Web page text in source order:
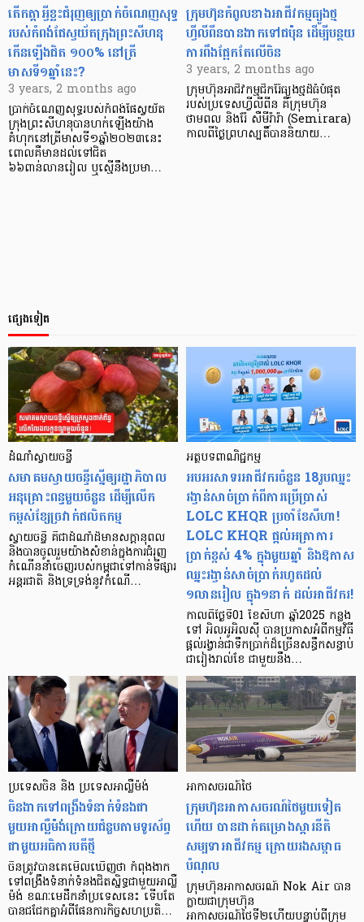
តើកត្តាអ្វីខ្លះជំរុញឲ្យប្រាក់ចំណេញសុទ្ធ
របស់កំពង់ផែស្វយ័តក្រុងព្រះសីហនុ
កើនឡើងជិត ១០០% នៅត្រី
មាសទី១ឆ្នាំនេះ?
3 years, 2 months ago
ប្រាក់ចំណេញសុទ្ធរបស់កំពង់ផែស្វយ័ត
ក្រុងព្រះសីហនុបានហក់ឡើងយ៉ាង
គំហុកនៅត្រីមាសទី១ឆ្នាំ២០២៣នេះ
ពោលគឺមានដល់ទៅជិត
៦៦ពាន់លានរៀល ឬស្មើនឹងប្រមា…
ក្រុមហ៊ុនកំពូលខាងអាជីវកម្មធ្យូងថ្ម
ហ្វីលីពីនបានងាកទៅជប៉ុន ដើម្បីបន្ថយ
ការពឹងផ្អែកតែលើចិន
3 years, 2 months ago
ក្រុមហ៊ុនអាជីវកម្មជីករ៉ែធ្យូងថ្មដ៏ធំបំផុត
របស់ប្រទេសហ្វីលីពីន គឺក្រុមហ៊ុន
ថាមពល និងរ៉ែ សឺមីរ៉ារ៉ា (Semirara)
កាលពីថ្ងៃព្រហស្បតិ៍បាននិយាយ…
ផ្សេងទៀត
ដំណាំស្វាយចន្ទី
សមាគមស្វាយចន្ទីស្នើឲ្យរដ្ឋាភិបាល
អនុគ្រោះពន្ធមួយចំនួន ដើម្បីលើក
កម្ពស់ខ្សែច្រវាក់ផលិតកម្ម
ស្វាយចន្ទី គឺជាដំណាំដ៏មានសក្ដានុពល
និងបានចូលរួមយ៉ាងសំខាន់ក្នុងការជំរុញ
កំណើននាំចេញរបស់កម្ពុជាទៅកាន់ទីផ្សារ
អន្តរជាតិ និងទ្រទ្រង់នូវកំណើ…
អត្ថបទពាណិជ្ជកម្ម
អបអរសាទរអាជីវករចំនួន 18រូបឈ្នះ
រង្វាន់សាច់ប្រាក់ពីការប្រើប្រាស់
LOLC KHQR ប្រចាំខែសីហា!
LOLC KHQR ផ្តល់អត្រាការ
ប្រាក់ខ្ពស់ 4% ក្នុងមួយឆ្នាំ និងឱកាស
ឈ្នះរង្វាន់សាច់ប្រាក់រហូតដល់
១លានរៀល ក្នុង១នាក់ ដល់អាជីវករ!
កាលពីថ្ងៃទី01 ខែសីហា ឆ្នាំ2025 កន្លង
ទៅ អិលអូអិលស៊ី បានប្រកាសអំពីកម្មវិធី
ផ្ដល់រង្វាន់ជាទឹកប្រាក់ដ៏ច្រើនសន្ធឹកសន្ធាប់
ជារៀងរាល់ខែ ជាមួយនឹង…
ប្រទេសចិន និង ប្រទេសអាល្លឺម៉ង់
ចិនងាកទៅពង្រឹងទំនាក់ទំនងជា
មួយអាល្លឺម៉ង់ក្រោយជំនួបតាមទូរស័ព្ទ
ជាមួយអធិការបតីថ្មី
ចិនត្រូវបានគេមើលឃើញថា កំពុងងាក
ទៅពង្រឹងទំនាក់ទំនងជិតស្និទ្ធជាមួយអាល្លឺ
ម៉ង់ ខណៈមេដឹកនាំប្រទេសនេះ ទើបតែ
បានជជែកគ្នាអំពីផែនការកិច្ចសហប្រតិ…
អាកាសចរណ៍ថៃ
ក្រុមហ៊ុនអាកាសចរណ៍ថៃមួយទៀត
ហើយ បានដាក់គម្រោងស្ដារនីតិ
សម្បទាអាជីវកម្ម ក្រោយរងសម្ពាធ
បំណុល
ក្រុមហ៊ុនអាកាសចរណ៍ Nok Air បាន
ក្លាយជាក្រុមហ៊ុន
អាកាសចរណ៍ថៃទី២ហើយបន្ទាប់ពីក្រុម